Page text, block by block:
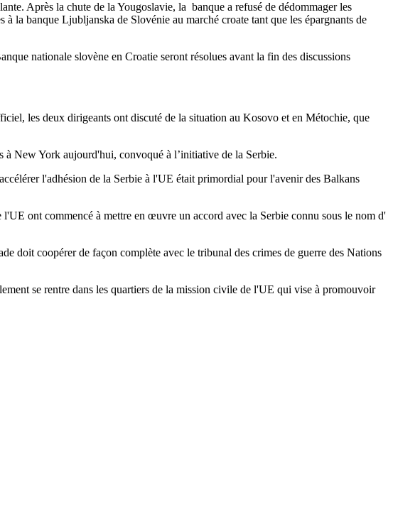
Après la chute de la Yougoslavie, la banque a refusé de dédommager les
à la banque Ljubljanska de Slovénie au marché croate tant que les épargnants de
nationale slovène en Croatie seront résolues avant la fin des discussions
les deux dirigeants ont discuté de la situation au Kosovo et en Métochie, que
à New York aujourd'hui, convoqué à l’initiative de la Serbie.
l'adhésion de la Serbie à l'UE était primordial pour l'avenir des Balkans
ont commencé à mettre en œuvre un accord avec la Serbie connu sous le nom d'
doit coopérer de façon complète avec le tribunal des crimes de guerre des Nations
se rentre dans les quartiers de la mission civile de l'UE qui vise à promouvoir